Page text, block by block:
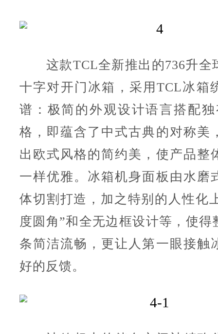
这款TCL全新推出的736升全
十字对开门冰箱，采用TCL冰箱
谱：极简的外观设计语言搭配独
格，即蕴含了中式古典的对称美
出欧式风格的简约美，使产品整
一样优雅。冰箱机身面板由水磨
体切割打造，加之特别的人性化
度圆角”和全无边框设计等，使得
条简洁流畅，更让人第一眼接触
好的反馈。